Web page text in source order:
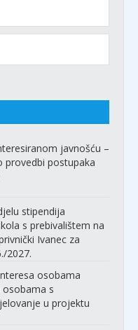
javnošću –
provedbi postupaka
stipendija
s prebivalištem na
Ivanec za
2027.
osobama
s
u projektu